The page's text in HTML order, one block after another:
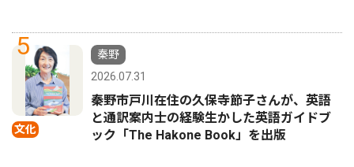
5
文化
秦野
2026.07.31
秦野市戸川在住の久保寺節子さんが、英語
と通訳案内士の経験生かした英語ガイドブ
ック「The Hakone Book」を出版